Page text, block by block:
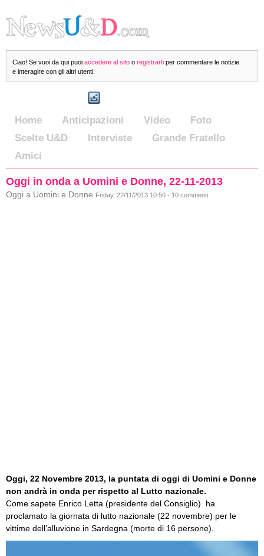
Ciao! Se vuoi da qui puoi accedere al sito o registrarti per commentare le notizie
e interagire con gli altri utenti.
Home Anticipazioni Video
Foto
Scelte U&D
Interviste
Grande Fratello
Amici
Oggi in onda a Uomini e Donne, 22-11-2013
Oggi a Uomini e Donne Friday, 22/11/2013 10:50 - 10 commenti
Oggi, 22 Novembre 2013, la puntata di oggi di Uomini e Donne
non andrà in onda per rispetto al Lutto nazionale.
Come sapete Enrico Letta (presidente del Consiglio) ha
proclamato la giornata di lutto nazionale (22 novembre) per le
vittime dell’alluvione in Sardegna (morte di 16 persone).